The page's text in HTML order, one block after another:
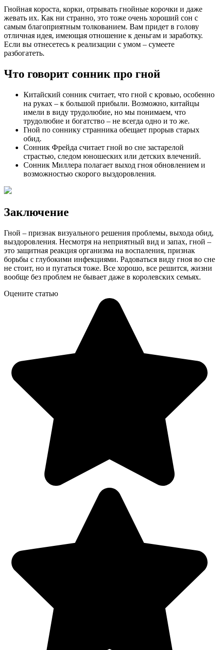
Гнойная короста, корки, отрывать гнойные корочки и даже
жевать их. Как ни странно, это тоже очень хороший сон с
самым благоприятным толкованием. Вам придет в голову
отличная идея, имеющая отношение к деньгам и заработку.
Если вы отнесетесь к реализации с умом – сумеете
разбогатеть.
Что говорит сонник про гной
Китайский сонник считает, что гной с кровью, особенно
на руках – к большой прибыли. Возможно, китайцы
имели в виду трудолюбие, но мы понимаем, что
трудолюбие и богатство – не всегда одно и то же.
Гной по соннику странника обещает прорыв старых
обид.
Сонник Фрейда считает гной во сне застарелой
страстью, следом юношеских или детских влечений.
Сонник Миллера полагает выход гноя обновлением и
возможностью скорого выздоровления.
Заключение
Гной – признак визуального решения проблемы, выхода обид,
выздоровления. Несмотря на неприятный вид и запах, гной –
это защитная реакция организма на воспаления, признак
борьбы с глубокими инфекциями. Радоваться виду гноя во сне
не стоит, но и пугаться тоже. Все хорошо, все решится, жизни
вообще без проблем не бывает даже в королевских семьях.
Оцените статью